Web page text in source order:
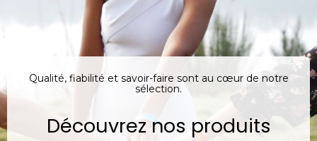
Qualité, fiabilité et savoir-faire sont au cœur de notre
sélection.
Découvrez nos produits